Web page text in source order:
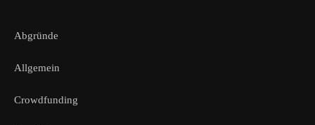
Abgründe
Allgemein
Crowdfunding